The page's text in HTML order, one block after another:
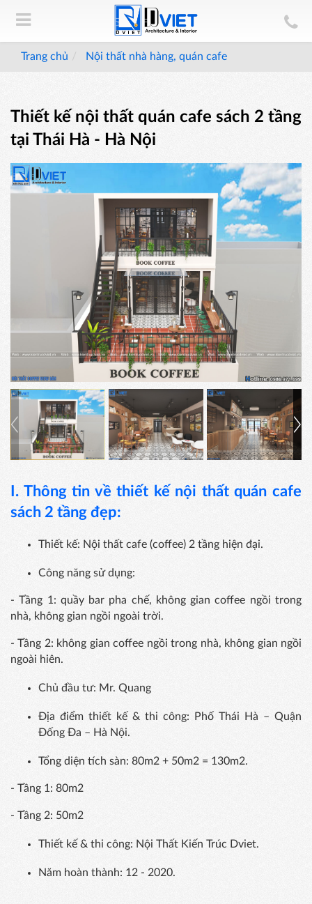
Trang chủ Nội thất nhà hàng, quán cafe
Thiết kế nội thất quán cafe sách 2 tầng
tại Thái Hà - Hà Nội
I. Thông tin về thiết kế nội thất quán cafe
sách 2 tầng đẹp:
Thiết kế: Nội thất cafe (coffee) 2 tầng hiện đại.
Công năng sử dụng:
- Tầng 1: quầy bar pha chế, không gian coffee ngồi trong
nhà, không gian ngồi ngoài trời.
- Tầng 2: không gian coffee ngồi trong nhà, không gian ngồi
ngoài hiên.
Chủ đầu tư: Mr. Quang
Địa điểm thiết kế & thi công: Phố Thái Hà – Quận
Đống Đa – Hà Nội.
Tổng diện tích sàn: 80m2 + 50m2 = 130m2.
- Tầng 1: 80m2
- Tầng 2: 50m2
Thiết kế & thi công: Nội Thất Kiến Trúc Dviet.
Năm hoàn thành: 12 - 2020.